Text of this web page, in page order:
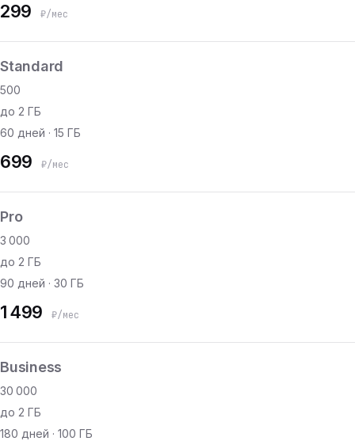
299 ₽/мес
Standard
500
до 2 ГБ
60 дней · 15 ГБ
699 ₽/мес
Pro
3 000
до 2 ГБ
90 дней · 30 ГБ
1 499 ₽/мес
Business
30 000
до 2 ГБ
180 дней · 100 ГБ